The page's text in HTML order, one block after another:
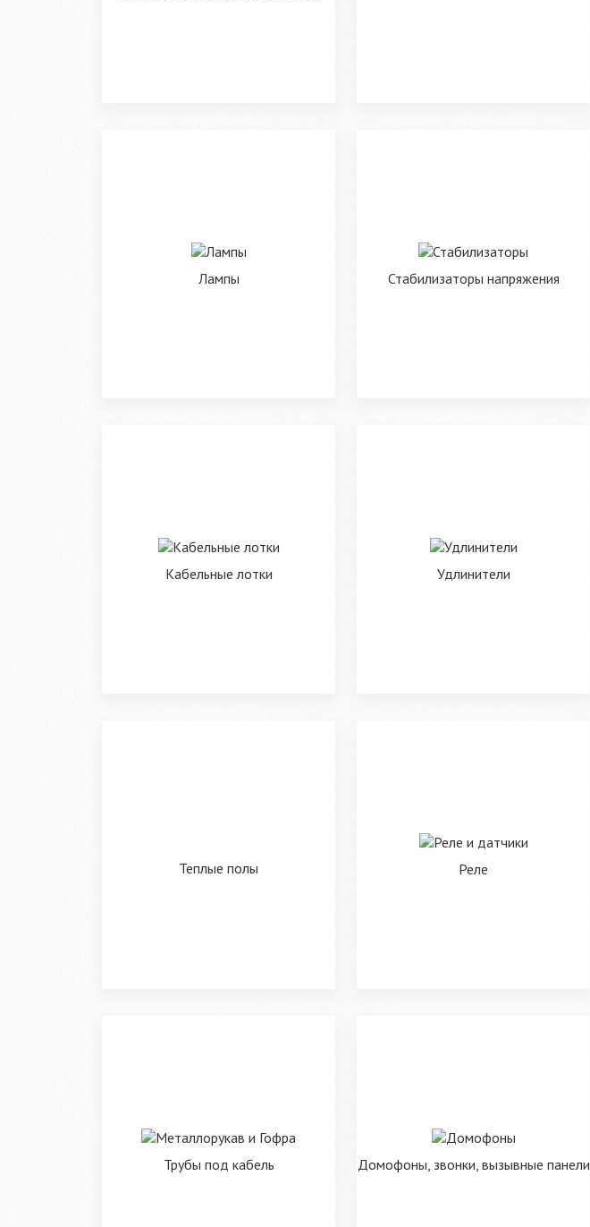
Лампы Стабилизаторы напряжения
Кабельные лотки Удлинители
Теплые полы Реле
Трубы под кабель Домофоны, звонки, вызывные панели